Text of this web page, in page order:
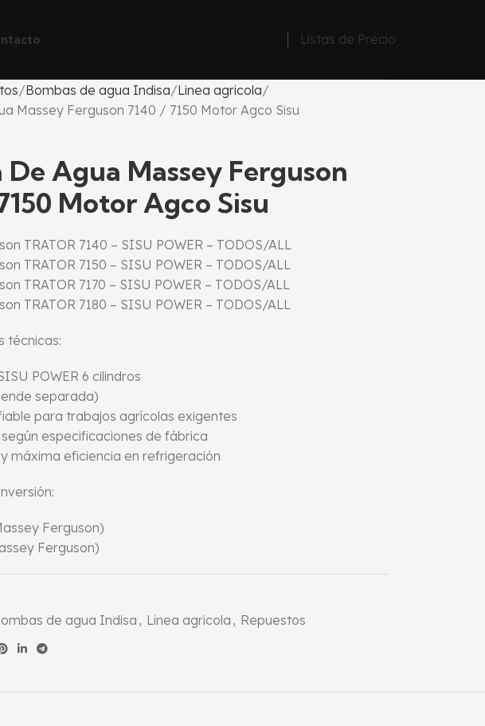
Listas de Precio
Bombas de agua Indisa Linea agricola
Massey Ferguson 7140 / 7150 Motor Agco Sisu
De Agua Massey Ferguson
Motor Agco Sisu
TRATOR 7140 – SISU POWER – TODOS/ALL
TRATOR 7150 – SISU POWER – TODOS/ALL
TRATOR 7170 – SISU POWER – TODOS/ALL
TRATOR 7180 – SISU POWER – TODOS/ALL
técnicas:
POWER 6 cilindros
separada)
para trabajos agrícolas exigentes
especificaciones de fábrica
máxima eficiencia en refrigeración
Ferguson)
Ferguson)
de agua Indisa, Linea agricola , Repuestos